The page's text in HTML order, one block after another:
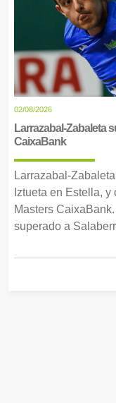
02/08/2026
Larrazabal-Zabaleta
CaixaBank
Larrazabal-
Iztueta en Estella,
Masters
superado a